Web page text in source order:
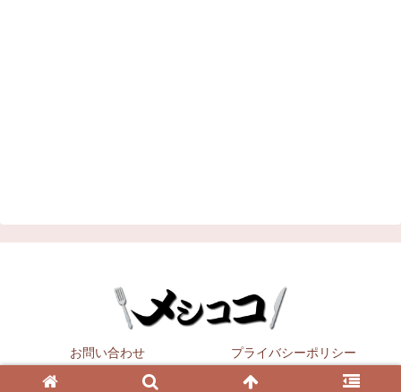
お問い合わせ プライバシーポリシー
Copyright © 2021 All Rights Reserved.